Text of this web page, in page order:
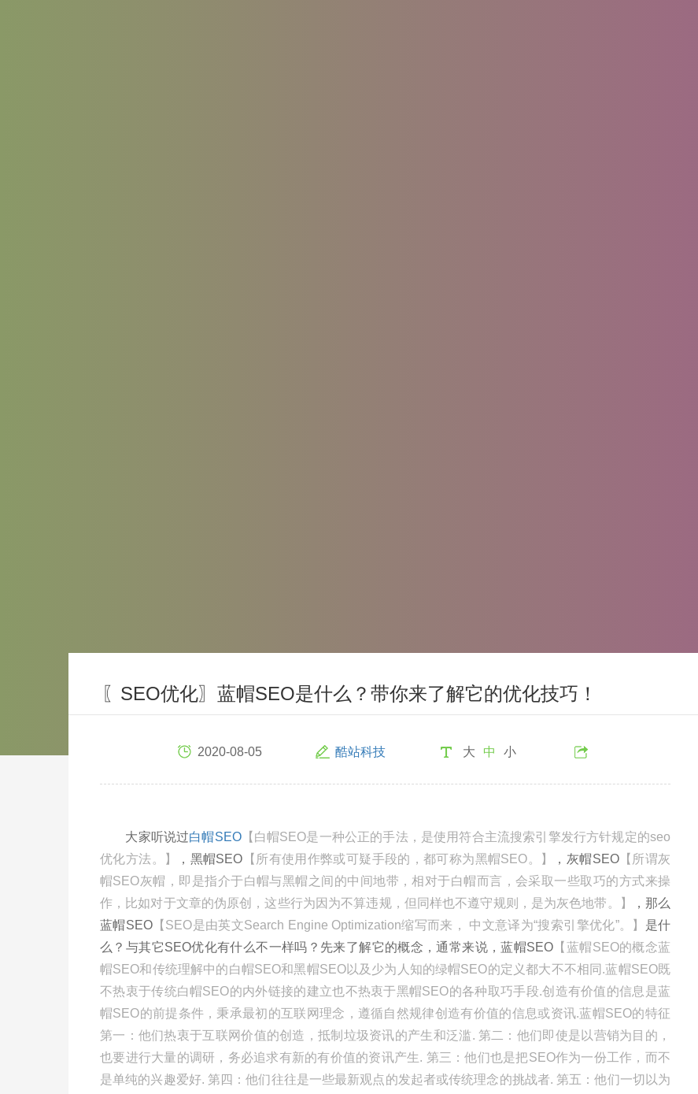
〖SEO优化〗蓝帽SEO是什么？带你来了解它的优化技巧！
2020-08-05 酷站科技 大 中 小
大家听说过白帽SEO【白帽SEO是一种公正的手法，是使用符合主流搜索引擎发行方针规定的seo
优化方法。】
，黑帽SEO 【所有使用作弊或可疑手段的，都可称为黑帽SEO。】 ，灰帽SEO【所谓灰
帽SEO灰帽，即是指介于白帽与黑帽之间的中间地带，相对于白帽而言，会采取一些取巧的方式来操
作，比如对于文章的伪原创，这些行为因为不算违规，但同样也不遵守规则，是为灰色地带。】
，那么
蓝帽SEO【SEO是由英文Search Engine Optimization缩写而来， 中文意译为“搜索引擎优化”。】 是什
么？与其它SEO优化有什么不一样吗？先来了解它的概念，通常来说，蓝帽SEO 【蓝帽SEO的概念蓝
帽SEO和传统理解中的白帽SEO和黑帽SEO以及少为人知的绿帽SEO的定义都大不不相同.蓝帽SEO既
不热衷于传统白帽SEO的内外链接的建立也不热衷于黑帽SEO的各种取巧手段.创造有价值的信息是蓝
帽SEO的前提条件，秉承最初的互联网理念，遵循自然规律创造有价值的信息或资讯.蓝帽SEO的特征
第一：他们热衷于互联网价值的创造，抵制垃圾资讯的产生和泛滥. 第二：他们即使是以营销为目的，
也要进行大量的调研，务必追求有新的有价值的资讯产生. 第三：他们也是把SEO作为一份工作，而不
是单纯的兴趣爱好. 第四：他们往往是一些最新观点的发起者或传统理念的挑战者. 第五：他们一切以为